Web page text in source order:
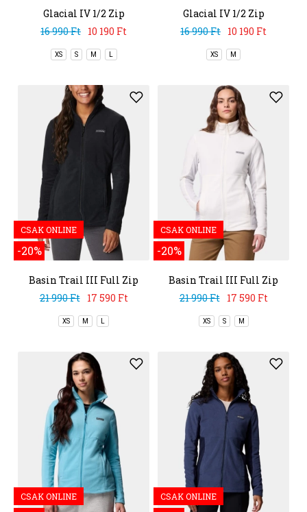
Glacial IV 1/2 Zip
16 990 Ft 10 190 Ft
XS S M L
Glacial IV 1/2 Zip
16 990 Ft 10 190 Ft
XS M
CSAK ONLINE
-20%
Basin Trail III Full Zip
21 990 Ft
17 590 Ft
XS M L
CSAK ONLINE
-20%
Basin Trail III Full Zip
21 990 Ft
17 590 Ft
XS S M
CSAK ONLINE CSAK ONLINE